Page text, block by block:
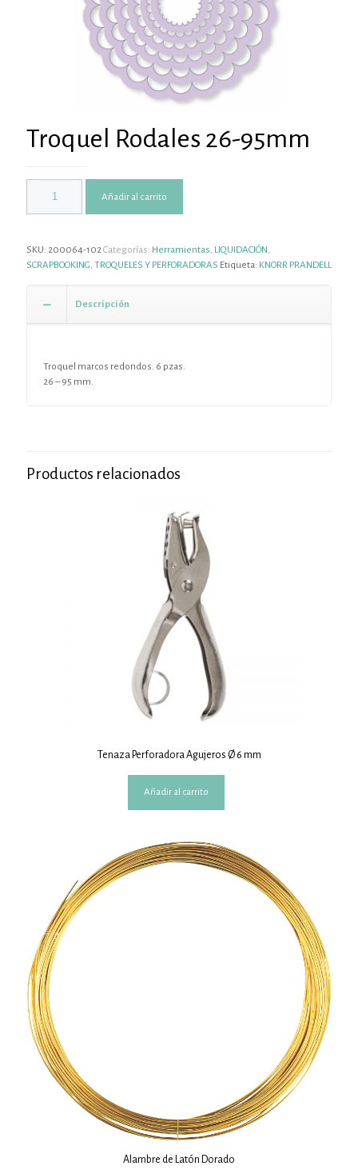
Troquel Rodales 26-95mm
Añadir al carrito
SKU: 200064-102Categorías: Herramientas, LIQUIDACIÓN,
SCRAPBOOKING, TROQUELES Y PERFORADORAS Etiqueta: KNORR PRANDELL
Descripción
Troquel marcos redondos. 6 pzas.
26 – 95 mm.
Productos relacionados
Tenaza Perforadora Agujeros Ø 6 mm
Añadir al carrito
Alambre de Latón Dorado